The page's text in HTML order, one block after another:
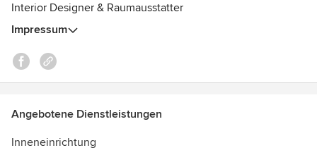
Vertrauen Sie auf unsere Erfahrung - erst wenn Sie
zufrieden sind, sind wir es auch.
Raumausstattermeister
Interior Designer & Raumausstatter
Impressum
Angebotene Dienstleistungen
Inneneinrichtung